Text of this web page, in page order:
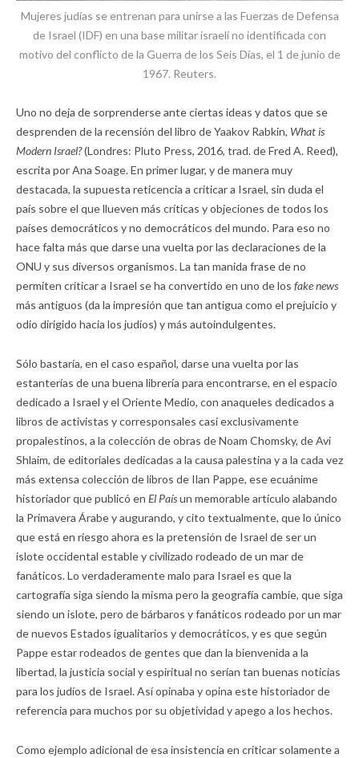
Mujeres judías se entrenan para unirse a las Fuerzas de Defensa
de Israel (IDF) en una base militar israelí no identificada con
motivo del conflicto de la Guerra de los Seis Días, el 1 de junio de
1967. Reuters.
Uno no deja de sorprenderse ante ciertas ideas y datos que se
desprenden de la recensión del libro de Yaakov Rabkin, What is
Modern Israel?(Londres: Pluto Press, 2016, trad. de Fred A. Reed),
escrita por Ana Soage. En primer lugar, y de manera muy
destacada, la supuesta reticencia a criticar a Israel, sin duda el
país sobre el que llueven más críticas y objeciones de todos los
países democráticos y no democráticos del mundo. Para eso no
hace falta más que darse una vuelta por las declaraciones de la
ONU y sus diversos organismos. La tan manida frase de no
permiten criticar a Israel se ha convertido en uno de los fake news
más antiguos (da la impresión que tan antigua como el prejuicio y
odio dirigido hacia los judíos) y más autoindulgentes.
Sólo bastaría, en el caso español, darse una vuelta por las
estanterías de una buena librería para encontrarse, en el espacio
dedicado a Israel y el Oriente Medio, con anaqueles dedicados a
libros de activistas y corresponsales casi exclusivamente
propalestinos, a la colección de obras de Noam Chomsky, de Avi
Shlaim, de editoriales dedicadas a la causa palestina y a la cada vez
más extensa colección de libros de Ilan Pappe, ese ecuánime
historiador que publicó en El Paísun memorable artículo alabando
la Primavera Árabe y augurando, y cito textualmente, que lo único
que está en riesgo ahora es la pretensión de Israel de ser un
islote occidental estable y civilizado rodeado de un mar de
fanáticos. Lo verdaderamente malo para Israel es que la
cartografía siga siendo la misma pero la geografía cambie, que siga
siendo un islote, pero de bárbaros y fanáticos rodeado por un mar
de nuevos Estados igualitarios y democráticos, y es que según
Pappe estar rodeados de gentes que dan la bienvenida a la
libertad, la justicia social y espiritual no serían tan buenas noticias
para los judíos de Israel. Así opinaba y opina este historiador de
referencia para muchos por su objetividad y apego a los hechos.
Como ejemplo adicional de esa insistencia en criticar solamente a